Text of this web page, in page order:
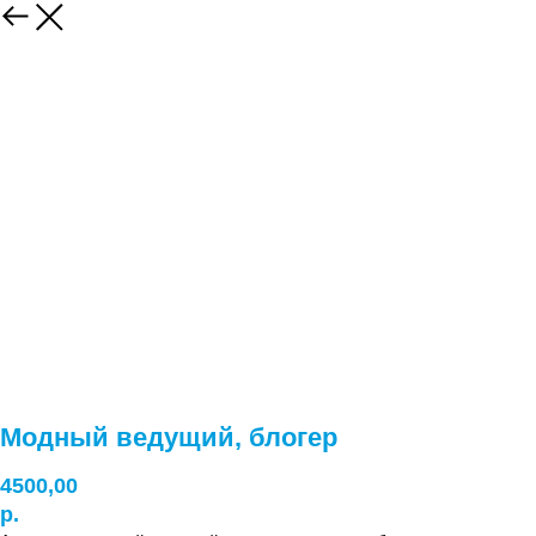
Модный ведущий, блогер
4500,00
р.